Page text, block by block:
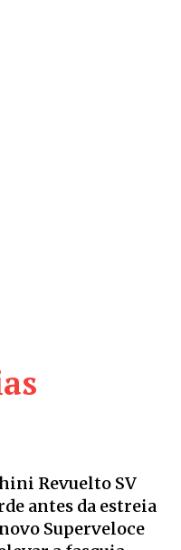
Revuelto SV
antes da estreia
Superveloce